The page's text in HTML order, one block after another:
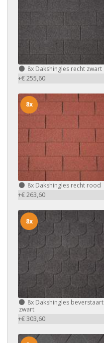
8x Dakshingles recht zwart
+€ 255,60
8x Dakshingles recht rood
+€ 263,60
8x
8x Dakshingles beverstaart
zwart
+€ 303,60
8x